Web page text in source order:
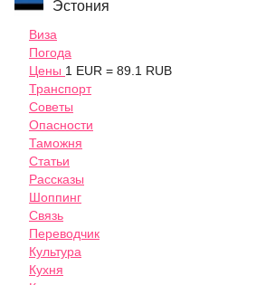
Эстония
Виза
Погода
Цены 1 EUR = 89.1 RUB
Транспорт
Советы
Опасности
Таможня
Статьи
Рассказы
Шоппинг
Связь
Переводчик
Культура
Кухня